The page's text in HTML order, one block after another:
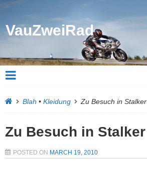
VauZweiRad
Blah • Kleidung Zu Besuch in Stalker
Zu Besuch in Stalker
POSTED ON MARCH 19, 2010